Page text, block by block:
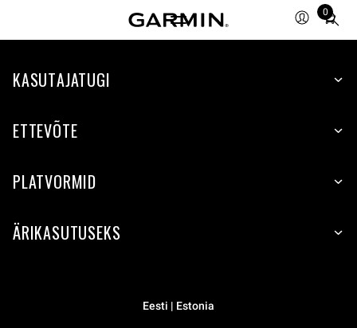
0
Total
items
cart:
KASUTAJATUGI
ETTEVÕTE
PLATVORMID
ÄRIKASUTUSEKS
Eesti | Estonia